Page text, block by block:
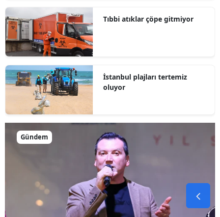
Tıbbi atıklar çöpe gitmiyor
İstanbul plajları tertemiz
oluyor
Gündem